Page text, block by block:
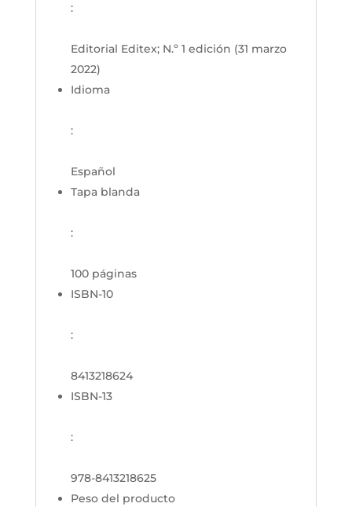
:
Editorial Editex; N.º 1 edición (31 marzo
2022)
Idioma
:
Español
Tapa blanda
:
100 páginas
ISBN-10
:
8413218624
ISBN-13
:
978-8413218625
Peso del producto